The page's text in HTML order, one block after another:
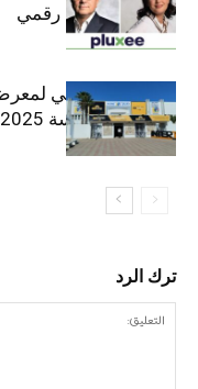
متسارع وتحول رقمي
الافتتاح الرسمي
“إنترتكس سوسة 2025”
ترك الرد